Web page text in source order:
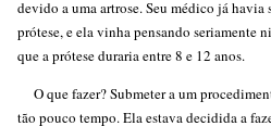
devido a uma artrose. Seu médico já
prótese, e ela vinha pensando seriamente
que a prótese duraria entre 8 e 12 anos.
O que fazer? Submeter a um
tão pouco tempo. Ela estava decidida a